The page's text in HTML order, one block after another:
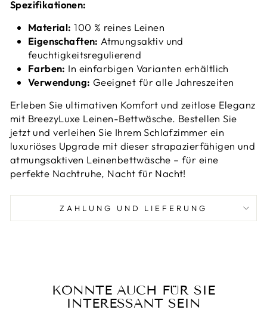
Spezifikationen:
Material: 100 % reines Leinen
Eigenschaften: Atmungsaktiv und
feuchtigkeitsregulierend
Farben: In einfarbigen Varianten erhältlich
Verwendung: Geeignet für alle Jahreszeiten
Erleben Sie ultimativen Komfort und zeitlose Eleganz
mit BreezyLuxe Leinen-Bettwäsche. Bestellen Sie
jetzt und verleihen Sie Ihrem Schlafzimmer ein
luxuriöses Upgrade mit dieser strapazierfähigen und
atmungsaktiven Leinenbettwäsche – für eine
perfekte Nachtruhe, Nacht für Nacht!
ZAHLUNG UND LIEFERUNG
KÖNNTE AUCH FÜR SIE
INTERESSANT SEIN